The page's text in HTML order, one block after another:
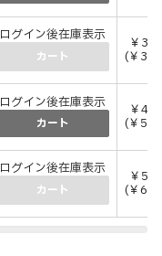
ログイン後在庫表示
カート
￥
(￥
ログイン後在庫表示
カート
￥
(￥
ログイン後在庫表示
カート
￥
(￥